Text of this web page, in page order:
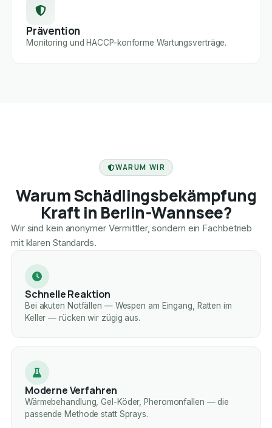
Prävention
Monitoring und HACCP-konforme Wartungsverträge.
WARUM WIR
Warum Schädlingsbekämpfung
Kraft in Berlin-Wannsee?
Wir sind kein anonymer Vermittler, sondern ein Fachbetrieb
mit klaren Standards.
Schnelle Reaktion
Bei akuten Notfällen — Wespen am Eingang, Ratten im
Keller — rücken wir zügig aus.
Moderne Verfahren
Wärmebehandlung, Gel-Köder, Pheromonfallen — die
passende Methode statt Sprays.